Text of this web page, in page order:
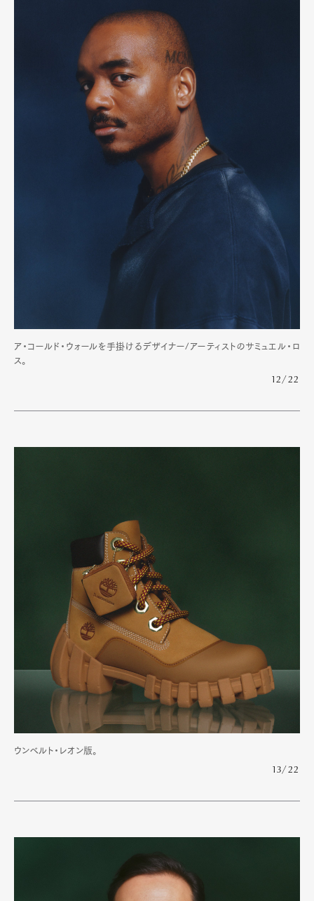
ア・コールド・ウォールを手掛けるデザイナー/アーティストのサミュエル・ロ
ス。
12/22
ウンベルト・レオン版。
13/22